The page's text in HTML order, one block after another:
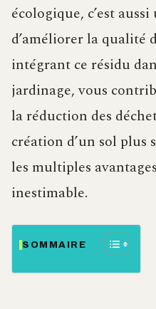
écologique, c’est
d’améliorer la qualité
intégrant ce résidu
jardinage, vous
la réduction des
création d’un sol
les multiples
inestimable.
SOMMAIRE